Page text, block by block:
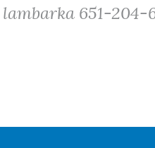
lambarka 651-204-